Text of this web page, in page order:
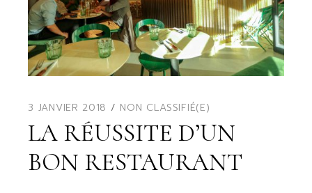
3 JANVIER 2018 NON CLASSIFIÉ(E)
LA RÉUSSITE D’UN
BON RESTAURANT